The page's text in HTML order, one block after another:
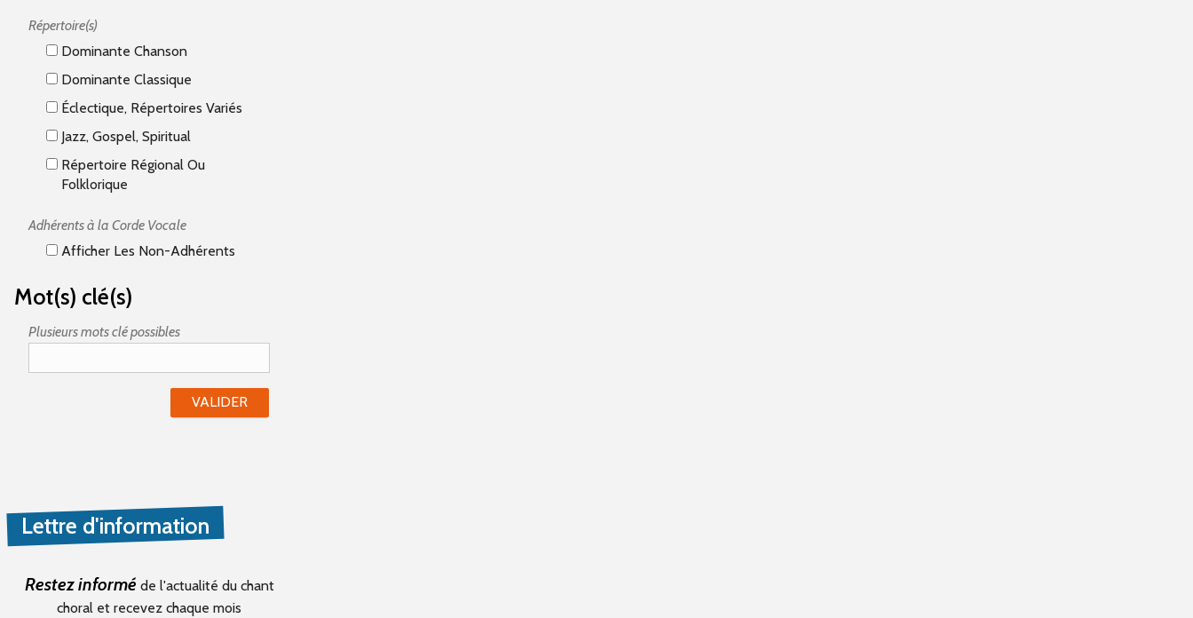
Répertoire(s)
Dominante Chanson
Dominante Classique
Éclectique, Répertoires Variés
Jazz, Gospel, Spiritual
Répertoire Régional Ou
Folklorique
Adhérents à la Corde Vocale
Afficher Les Non-Adhérents
Mot(s) clé(s)
Plusieurs mots clé possibles
Lettre d'information
Restez informé de l'actualité du chant
choral et recevez chaque mois